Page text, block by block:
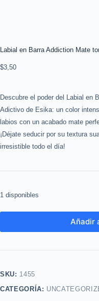
Labial en Barra Addiction Mate
$3,50
Descubre el poder del Labial en
Adictivo de Esika: un color
labios con un acabado mate
¡Déjate seducir por su textura
irresistible todo el día!
1 disponibles
Añadir
SKU: 1455
CATEGORÍA: